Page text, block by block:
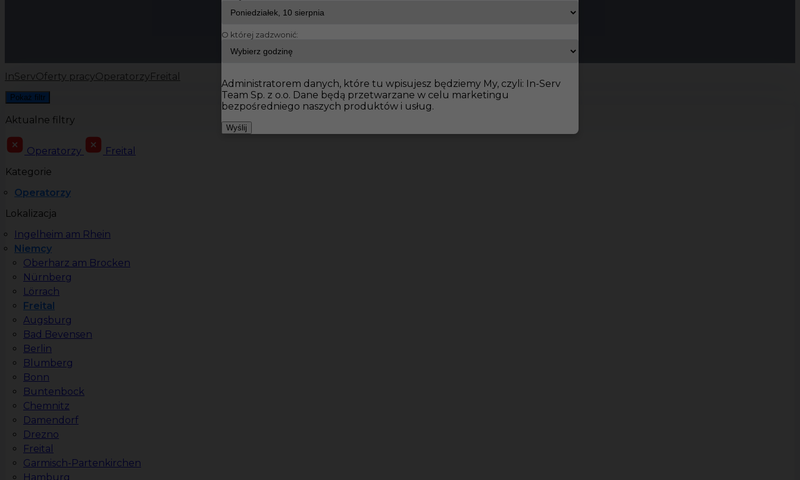
InServOferty pracyOperatorzy Freital
Pokaż filtr
Aktualne filtry
Operatorzy
Freital
Kategorie
Operatorzy
Lokalizacja
Ingelheim am Rhein
Niemcy
Oberharz am Brocken
Nürnberg
Lörrach
Freital
Augsburg
Bad Bevensen
Berlin
Blumberg
Bonn
Buntenbock
Chemnitz
Damendorf
Drezno
Freital
Garmisch-Partenkirchen
Hamburg
O której zadzwonić:
Administratorem danych, które tu wpisujesz będziemy My, czyli: In-Serv
Team Sp. z o.o. Dane będą przetwarzane w celu marketingu
bezpośredniego naszych produktów i usług.
Wyślij